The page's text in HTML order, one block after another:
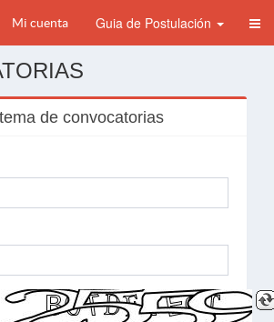
Mi cuenta Guia de Postulación
de convocatorias